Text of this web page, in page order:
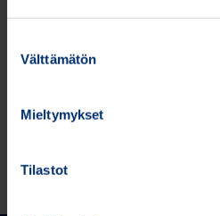
valinta
Välttämätön
Mieltymykset
Tilastot
Release (wkr0006.pdf)